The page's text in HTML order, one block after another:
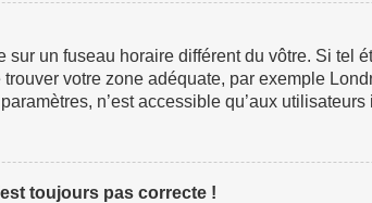
sur un fuseau horaire différent du vôtre. Si
trouver votre zone adéquate, par exemple
n’est accessible qu’aux
toujours pas correcte !